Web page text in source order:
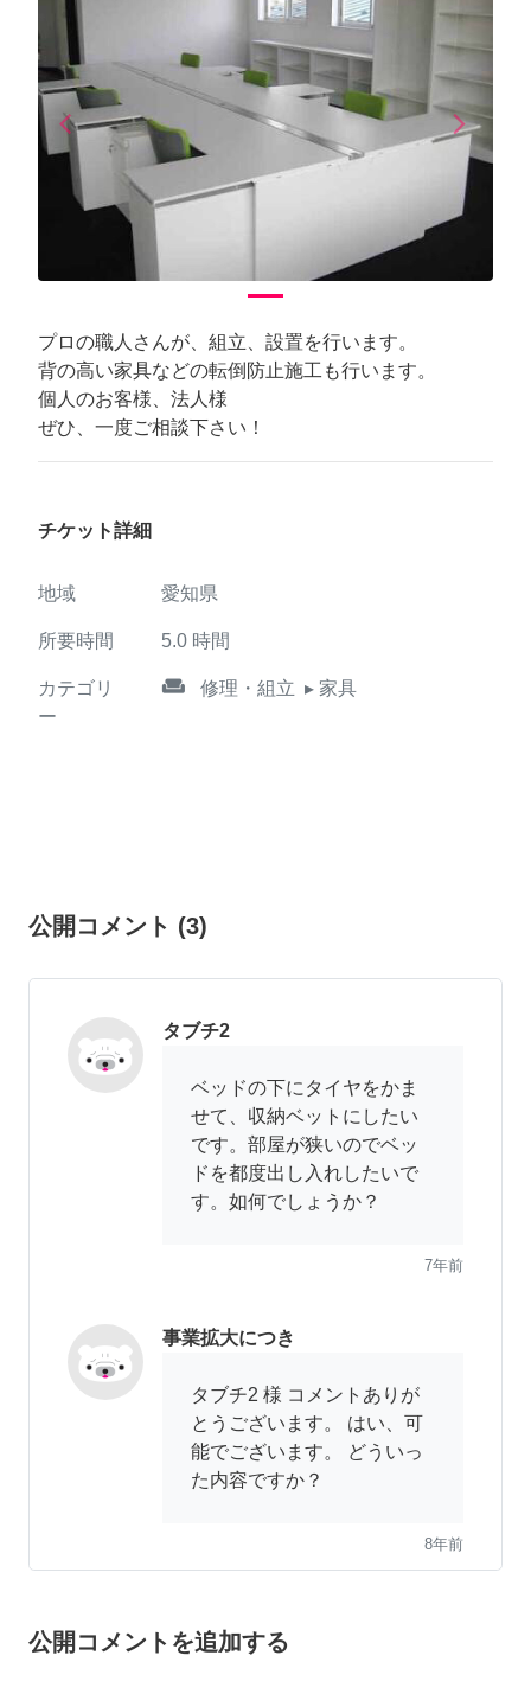
arrow_back_iosPrevious arrow_forward_ios
Next
プロの職人さんが、組立、設置を行います。
背の高い家具などの転倒防止施工も行います。
個人のお客様、法人様
ぜひ、一度ご相談下さい！
チケット詳細
地域 愛知県
所要時間 5.0 時間
カテゴリ
ー
weekend 修理・組立 ▸ 家具
公開コメント (3)
タブチ2
ベッドの下にタイヤをかま
せて、収納ベットにしたい
です。部屋が狭いのでベッ
ドを都度出し入れしたいで
す。如何でしょうか？
7年前
事業拡大につき
タブチ2 様 コメントありが
とうございます。 はい、可
能でございます。 どういっ
た内容ですか？
8年前
公開コメントを追加する